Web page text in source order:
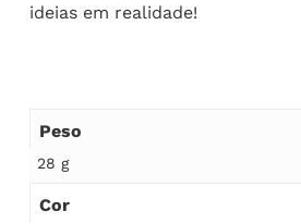
ideias em realidade!
Peso
28 g
Cor